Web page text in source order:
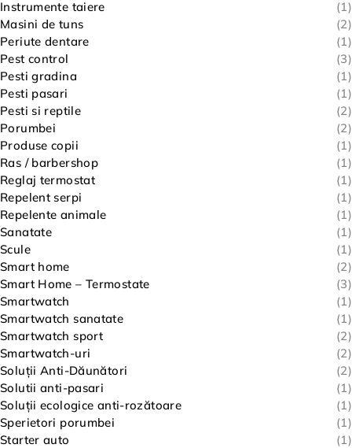
Instrumente taiere
(1)
Masini de tuns
(2)
Periute dentare
(1)
Pest control
(3)
Pesti gradina
(1)
Pesti pasari
(1)
Pesti si reptile
(2)
Porumbei
(2)
Produse copii
(1)
Ras / barbershop
(1)
Reglaj termostat
(1)
Repelent serpi
(1)
Repelente animale
(1)
Sanatate
(1)
Scule
(1)
Smart home
(2)
Smart Home – Termostate
(3)
Smartwatch
(1)
Smartwatch sanatate
(1)
Smartwatch sport
(2)
Smartwatch-uri
(2)
Soluții Anti-Dăunători
(2)
Solutii anti-pasari
(1)
Soluții ecologice anti-rozătoare
(1)
Sperietori porumbei
(1)
Starter auto
(1)